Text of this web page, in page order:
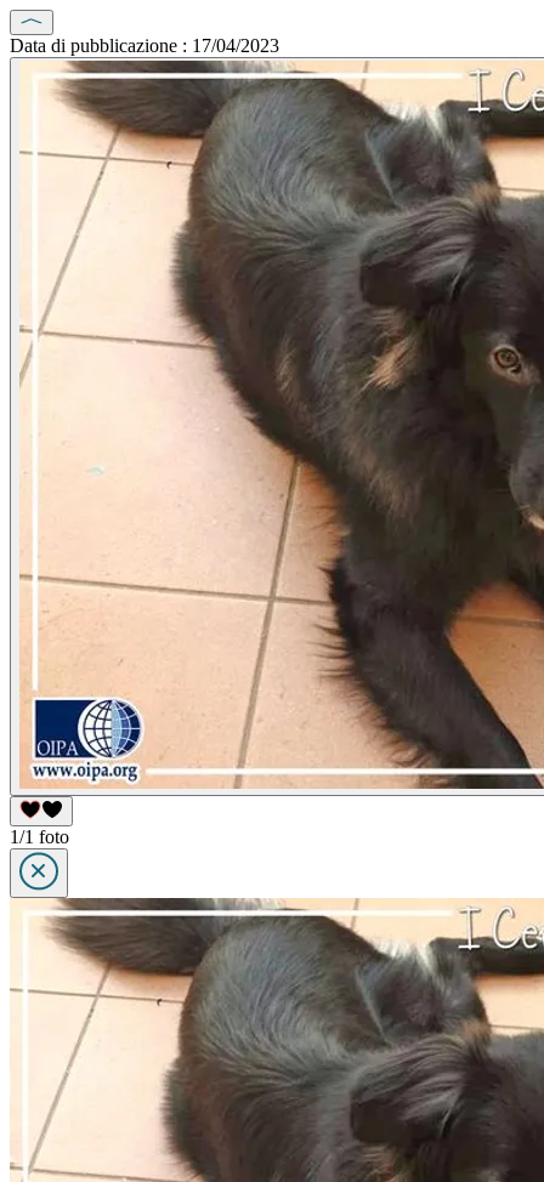
Data di pubblicazione : 17/04/2023
1/1 foto